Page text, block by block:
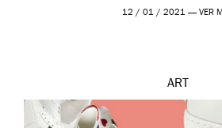
12 / 01 / 2021 — VER
ART